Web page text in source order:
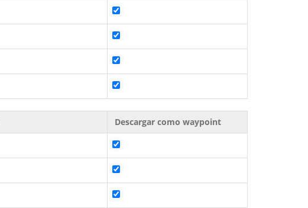
Descargar como waypoint